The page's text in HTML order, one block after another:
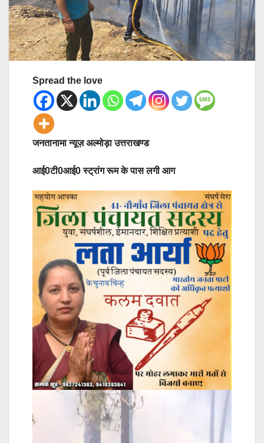
Spread the love
जनतानामा न्यूज़ अल्मोड़ा उत्तराखण्ड
आई0टी0आई0 स्ट्रांग रूम के पास लगी आग